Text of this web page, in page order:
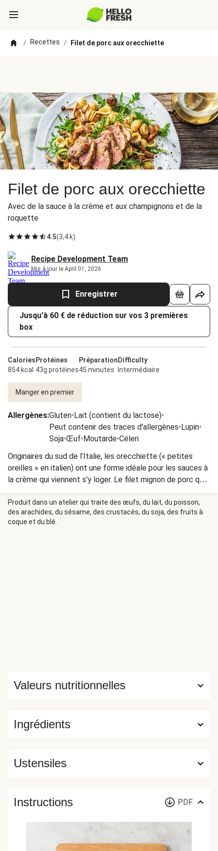
/ Recettes / Filet de porc aux orecchiette
Filet de porc aux orecchiette
Avec de la sauce à la crème et aux champignons et de la
roquette
4.5(3,4 k)
Recipe Development Team
Mis à jour le April 01, 2026
Enregistrer
Jusqu'à 60 € de réduction sur vos 3 premières
box
Calories
854 kcal
Protéines
43g protéines
Préparation
45 minutes
Difficulty
Intermédiaire
Manger en premier
Allergènes:Gluten•Lait (contient du lactose)•
Peut contenir des traces d'allergènes•Lupin•
Soja•Œuf•Moutarde•Céleri
Originaires du sud de l’Italie, les orecchiette (« petites
oreilles » en italien) ont une forme idéale pour les sauces à
la crème qui viennent s'y loger. Le filet mignon de porc qui
les accompagne est d’abord saisi à la poêle pour avoir une
couche grillées, puis mis au four pour une cuisson uniforme
sans risque que la viande ne s’assèche
Produit dans un atelier qui traite des œufs, du lait, du poisson,
des arachides, du sésame, des crustacés, du soja, des fruits à
coque et du blé.
Ingrédients
Valeurs nutritionnelles
Ustensiles
Instructions PDF